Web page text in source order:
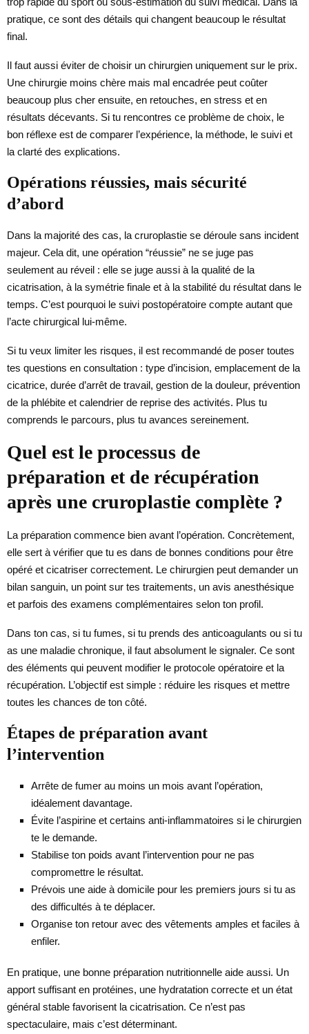
pratique, ce sont des détails qui changent beaucoup le résultat
final.
Il faut aussi éviter de choisir un chirurgien uniquement sur le prix.
Une chirurgie moins chère mais mal encadrée peut coûter
beaucoup plus cher ensuite, en retouches, en stress et en
résultats décevants. Si tu rencontres ce problème de choix, le
bon réflexe est de comparer l’expérience, la méthode, le suivi et
la clarté des explications.
Opérations réussies, mais sécurité
d’abord
Dans la majorité des cas, la cruroplastie se déroule sans incident
majeur. Cela dit, une opération “réussie” ne se juge pas
seulement au réveil : elle se juge aussi à la qualité de la
cicatrisation, à la symétrie finale et à la stabilité du résultat dans le
temps. C’est pourquoi le suivi postopératoire compte autant que
l’acte chirurgical lui-même.
Si tu veux limiter les risques, il est recommandé de poser toutes
tes questions en consultation : type d’incision, emplacement de la
cicatrice, durée d’arrêt de travail, gestion de la douleur, prévention
de la phlébite et calendrier de reprise des activités. Plus tu
comprends le parcours, plus tu avances sereinement.
Quel est le processus de
préparation et de récupération
après une cruroplastie complète ?
La préparation commence bien avant l’opération. Concrètement,
elle sert à vérifier que tu es dans de bonnes conditions pour être
opéré et cicatriser correctement. Le chirurgien peut demander un
bilan sanguin, un point sur tes traitements, un avis anesthésique
et parfois des examens complémentaires selon ton profil.
Dans ton cas, si tu fumes, si tu prends des anticoagulants ou si tu
as une maladie chronique, il faut absolument le signaler. Ce sont
des éléments qui peuvent modifier le protocole opératoire et la
récupération. L’objectif est simple : réduire les risques et mettre
toutes les chances de ton côté.
Étapes de préparation avant
l’intervention
Arrête de fumer au moins un mois avant l’opération,
idéalement davantage.
Évite l’aspirine et certains anti-inflammatoires si le chirurgien
te le demande.
Stabilise ton poids avant l’intervention pour ne pas
compromettre le résultat.
Prévois une aide à domicile pour les premiers jours si tu as
des difficultés à te déplacer.
Organise ton retour avec des vêtements amples et faciles à
enfiler.
En pratique, une bonne préparation nutritionnelle aide aussi. Un
apport suffisant en protéines, une hydratation correcte et un état
général stable favorisent la cicatrisation. Ce n’est pas
spectaculaire, mais c’est déterminant.